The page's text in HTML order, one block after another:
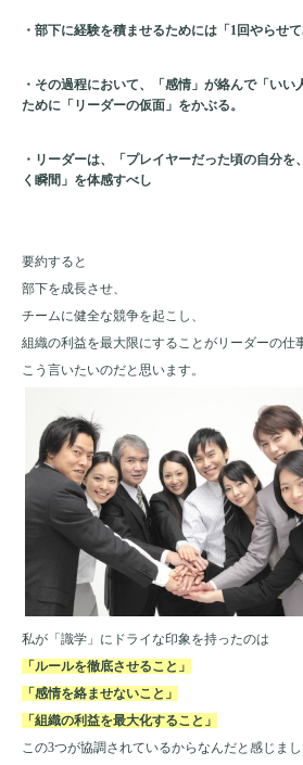
・部下に経験を積ませるためには「1回やらせ
・その過程において、「感情」が絡んで「いい
ために「リーダーの仮面」をかぶる。
・リーダーは、「プレイヤーだった頃の自分
く瞬間」を体感すべし
要約すると
部下を成長させ、
チームに健全な競争を起こし、
組織の利益を最大限にすることがリーダーの仕
こう言いたいのだと思います。
私が「識学」にドライな印象を持ったのは
「ルールを徹底させること」
「感情を絡ませないこと」
「組織の利益を最大化すること」
この3つが協調されているからなんだと感じまし